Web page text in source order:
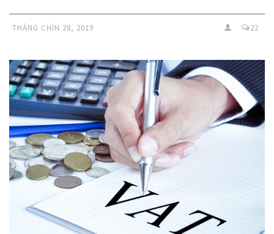
THÁNG CHÍN 28, 2019 22